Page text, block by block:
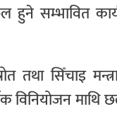
हुने सम्भावित
तथा सिँचाइ
विनियोजन